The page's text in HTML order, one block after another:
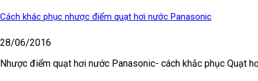
Cách khác phục nhược điểm quạt hơi nước Panasonic
28/06/2016
Nhược điểm quạt hơi nước Panasonic- cách khắc phục Quạt